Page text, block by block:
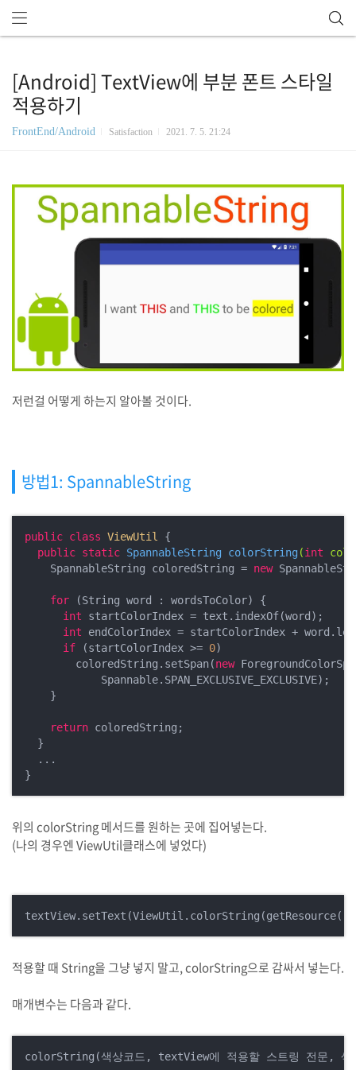
[Android] TextView에 부분 폰트 스타일
적용하기
FrontEnd/Android Satisfaction 2021. 7. 5. 21:24
저런걸 어떻게 하는지 알아볼 것이다.
방법1: SpannableString
public class ViewUtil
{
public static SpannableString colorString (int
    SpannableString coloredString =
new
for (String word : wordsToColor) {
int startColorIndex = text.indexOf(word);
int endColorIndex = startColorIndex +
if (startColorIndex >= 0)
        coloredString.setSpan(
new
            Spannable.SPAN_EXCLUSIVE_EXCLUSIVE);
    }
return coloredString;
  }
  ...
}
위의 colorString 메서드를 원하는 곳에 집어넣는다.
(나의 경우엔 ViewUtil클래스에 넣었다)
적용할 때 String을 그냥 넣지 말고, colorString으로 감싸서 넣는다.
매개변수는 다음과 같다.
colorString(색상코드, textView에 적용할 스트링 전문, 색